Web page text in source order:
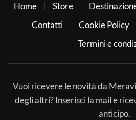
Home Store
Contatti
Cookie Policy
Termini e
Vuoi ricevere le novità da
degli altri? Inserisci la mail e
anticipo.